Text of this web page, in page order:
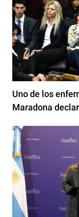
Uno de los
Maradona